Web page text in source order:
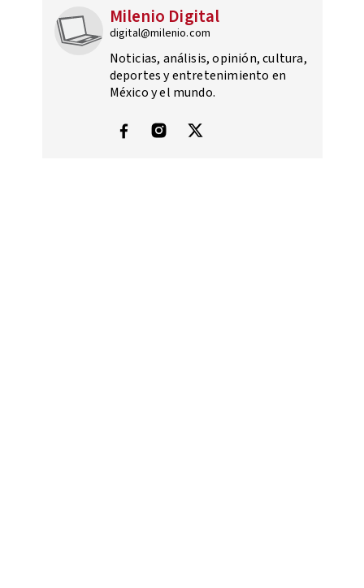
Milenio Digital
digital@milenio.com
Noticias, análisis, opinión, cultura,
deportes y entretenimiento en
México y el mundo.